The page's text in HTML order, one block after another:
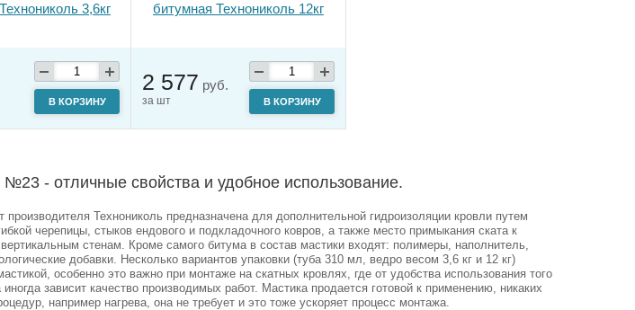
3,6кг
В КОРЗИНУ
битумная Технониколь 12кг
2 577 руб.
за шт В КОРЗИНУ
- отличные свойства и удобное использование.
производителя Технониколь предназначена для дополнительной гидроизоляции кровли путем
черепицы, стыков ендового и подкладочного ковров, а также место примыкания ската к
стенам. Кроме самого битума в состав мастики входят: полимеры, наполнитель,
добавки. Несколько вариантов упаковки (туба 310 мл, ведро весом 3,6 кг и 12 кг)
особенно это важно при монтаже на скатных кровлях, где от удобства использования того
зависит качество производимых работ. Мастика продается готовой к применению, никаких
например нагрева, она не требует и это тоже ускоряет процесс монтажа.